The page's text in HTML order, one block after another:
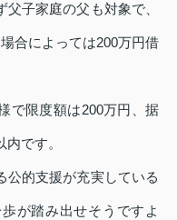
子家庭の父も対象で、
合によっては200万円借
で限度額は200万円、据
です。
公的支援が充実している
が踏み出せそうですよ